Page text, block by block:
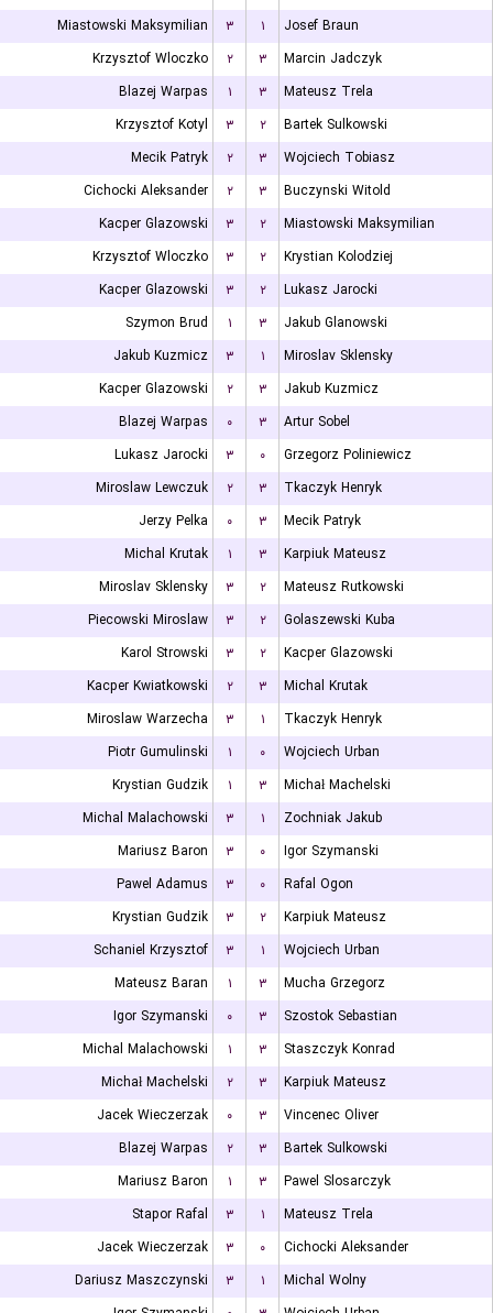
Miastowski Maksymilian
۳ ۱
Josef Braun
Krzysztof Wloczko
۲ ۳
Marcin Jadczyk
Blazej Warpas
۱ ۳
Mateusz Trela
Krzysztof Kotyl
۳ ۲
Bartek Sulkowski
Mecik Patryk
۲ ۳
Wojciech Tobiasz
Cichocki Aleksander
۲ ۳
Buczynski Witold
Kacper Glazowski
۳ ۲
Miastowski Maksymilian
Krzysztof Wloczko
۳ ۲
Krystian Kolodziej
Kacper Glazowski
۳ ۲
Lukasz Jarocki
Szymon Brud
۱ ۳
Jakub Glanowski
Jakub Kuzmicz
۳ ۱
Miroslav Sklensky
Kacper Glazowski
۲ ۳
Jakub Kuzmicz
Blazej Warpas
۰ ۳
Artur Sobel
Lukasz Jarocki
۳ ۰
Grzegorz Poliniewicz
Miroslaw Lewczuk
۲ ۳
Tkaczyk Henryk
Jerzy Pelka
۰ ۳
Mecik Patryk
Michal Krutak
۱ ۳
Karpiuk Mateusz
Miroslav Sklensky
۳ ۲
Mateusz Rutkowski
Piecowski Miroslaw
۳ ۲
Golaszewski Kuba
Karol Strowski
۳ ۲
Kacper Glazowski
Kacper Kwiatkowski
۲ ۳
Michal Krutak
Miroslaw Warzecha
۳ ۱
Tkaczyk Henryk
Piotr Gumulinski
۱ ۰
Wojciech Urban
Krystian Gudzik
۱ ۳
Michał Machelski
Michal Malachowski
۳ ۱
Zochniak Jakub
Mariusz Baron
۳ ۰
Igor Szymanski
Pawel Adamus
۳ ۰
Rafal Ogon
Krystian Gudzik
۳ ۲
Karpiuk Mateusz
Schaniel Krzysztof
۳ ۱
Wojciech Urban
Mateusz Baran
۱ ۳
Mucha Grzegorz
Igor Szymanski
۰ ۳
Szostok Sebastian
Michal Malachowski
۱ ۳
Staszczyk Konrad
Michał Machelski
۲ ۳
Karpiuk Mateusz
Jacek Wieczerzak
۰ ۳
Vincenec Oliver
Blazej Warpas
۲ ۳
Bartek Sulkowski
Mariusz Baron
۱ ۳
Pawel Slosarczyk
Stapor Rafal
۳ ۱
Mateusz Trela
Jacek Wieczerzak
۳ ۰
Cichocki Aleksander
Dariusz Maszczynski
۳ ۱
Michal Wolny